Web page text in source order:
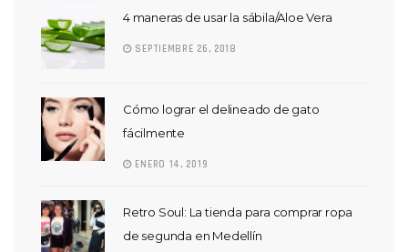
4 maneras de usar la sábila/Aloe Vera
SEPTIEMBRE 26, 2018
Cómo lograr el delineado de gato
fácilmente
ENERO 14, 2019
Retro Soul: La tienda para comprar ropa
de segunda en Medellín